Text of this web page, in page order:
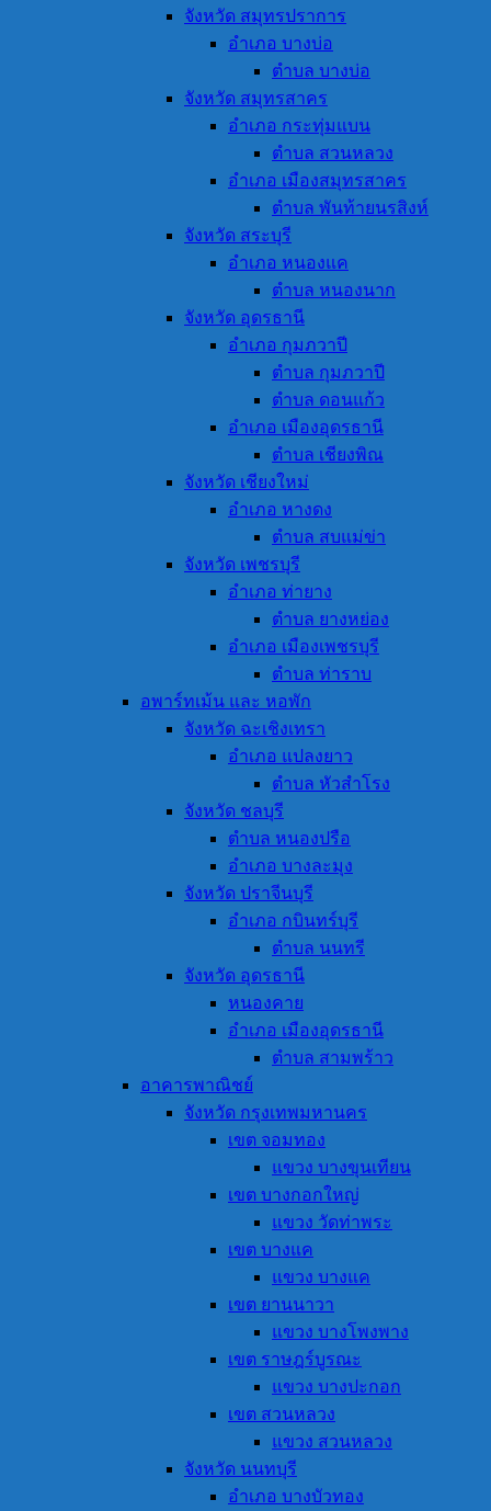
จังหวัด สมุทรปราการ
อำเภอ บางบ่อ
ตำบล บางบ่อ
จังหวัด สมุทรสาคร
อำเภอ กระทุ่มแบน
ตำบล สวนหลวง
อำเภอ เมืองสมุทรสาคร
ตำบล พันท้ายนรสิงห์
จังหวัด สระบุรี
อำเภอ หนองแค
ตำบล หนองนาก
จังหวัด อุดรธานี
อำเภอ กุมภวาปี
ตำบล กุมภวาปี
ตำบล ดอนแก้ว
อำเภอ เมืองอุดรธานี
ตำบล เชียงพิณ
จังหวัด เชียงใหม่
อำเภอ หางดง
ตำบล สบแม่ข่า
จังหวัด เพชรบุรี
อำเภอ ท่ายาง
ตำบล ยางหย่อง
อำเภอ เมืองเพชรบุรี
ตำบล ท่าราบ
อพาร์ทเม้น และ หอพัก
จังหวัด ฉะเชิงเทรา
อำเภอ แปลงยาว
ตำบล หัวสำโรง
จังหวัด ชลบุรี
ตำบล หนองปรือ
อำเภอ บางละมุง
จังหวัด ปราจีนบุรี
อำเภอ กบินทร์บุรี
ตำบล นนทรี
จังหวัด อุดรธานี
หนองคาย
อำเภอ เมืองอุดรธานี
ตำบล สามพร้าว
อาคารพาณิชย์
จังหวัด กรุงเทพมหานคร
เขต จอมทอง
แขวง บางขุนเทียน
เขต บางกอกใหญ่
แขวง วัดท่าพระ
เขต บางแค
แขวง บางแค
เขต ยานนาวา
แขวง บางโพงพาง
เขต ราษฎร์บูรณะ
แขวง บางปะกอก
เขต สวนหลวง
แขวง สวนหลวง
จังหวัด นนทบุรี
อำเภอ บางบัวทอง